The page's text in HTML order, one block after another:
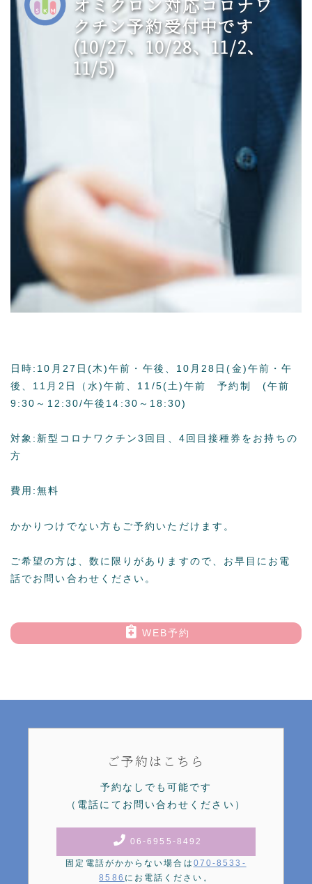
クチン予約受付中です
(10/27、10/28、11/2、
11/5)
日時:10月27日(木)午前・午後、10月28日(金)午前・午
後、11月2日（水)午前、11/5(土)午前 予約制 (午前
9:30～12:30/午後14:30～18:30)
対象:新型コロナワクチン3回目、4回目接種券をお持ちの
方
費用:無料
かかりつけでない方もご予約いただけます。
ご希望の方は、数に限りがありますので、お早目にお電
話でお問い合わせください。
WEB予約
ご予約はこちら
予約なしでも可能です
（電話にてお問い合わせください）
06-6955-8492
固定電話がかからない場合は 070-8533-
8586 にお電話ください。